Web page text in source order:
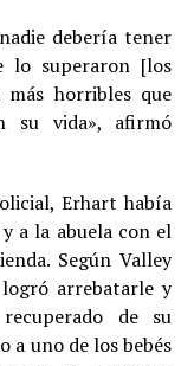
debería tener
lo superaron [los
horribles que
su vida», afirmó
Erhart había
a la abuela con el
Según Valley
arrebatarle y
de su
a uno de los bebés